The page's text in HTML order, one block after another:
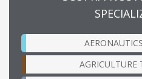
AGRICULTURE